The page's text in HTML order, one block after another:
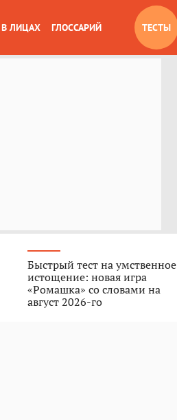
В ЛИЦАХ ГЛОССАРИЙ ТЕСТЫ
Быстрый тест на умственное
истощение: новая игра
«Ромашка» со словами на
август 2026-го